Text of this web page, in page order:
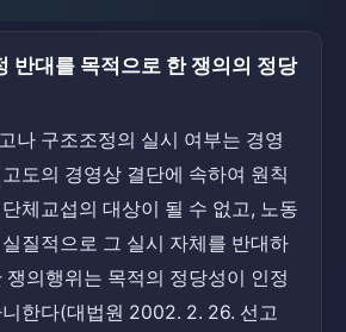
반대를 목적으로 한 쟁의의 정당
나 구조조정의 실시 여부는 경영
도의 경영상 결단에 속하여 원칙
체교섭의 대상이 될 수 없고, 노동
질적으로 그 실시 자체를 반대하
쟁의행위는 목적의 정당성이 인정
한다(대법원 2002. 2. 26. 선고